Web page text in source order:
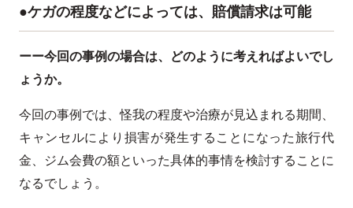
●ケガの程度などによっては、賠償請求は可能
ーー今回の事例の場合は、どのように考えればよいでし
ょうか。
今回の事例では、怪我の程度や治療が見込まれる期間、
キャンセルにより損害が発生することになった旅行代
金、ジム会費の額といった具体的事情を検討することに
なるでしょう。